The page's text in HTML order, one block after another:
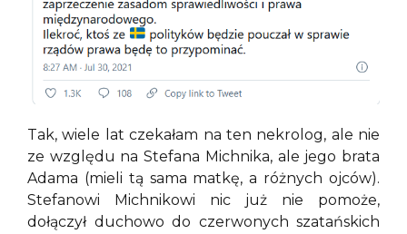
Tak, wiele lat czekałam na ten nekrolog, ale nie
ze względu na Stefana Michnika, ale jego brata
Adama (mieli tą sama matkę, a różnych ojców).
Stefanowi Michnikowi nic już nie pomoże,
dołączył duchowo do czerwonych szatańskich